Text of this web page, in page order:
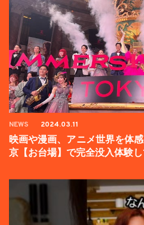
NEWS 2024.03.11
映画や漫画、アニメ世界を体
京【お台場】で完全没入体験